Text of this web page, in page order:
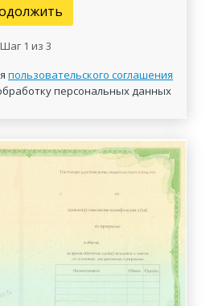
Шаг 1 из 3
пользовательского соглашения
персональных данных